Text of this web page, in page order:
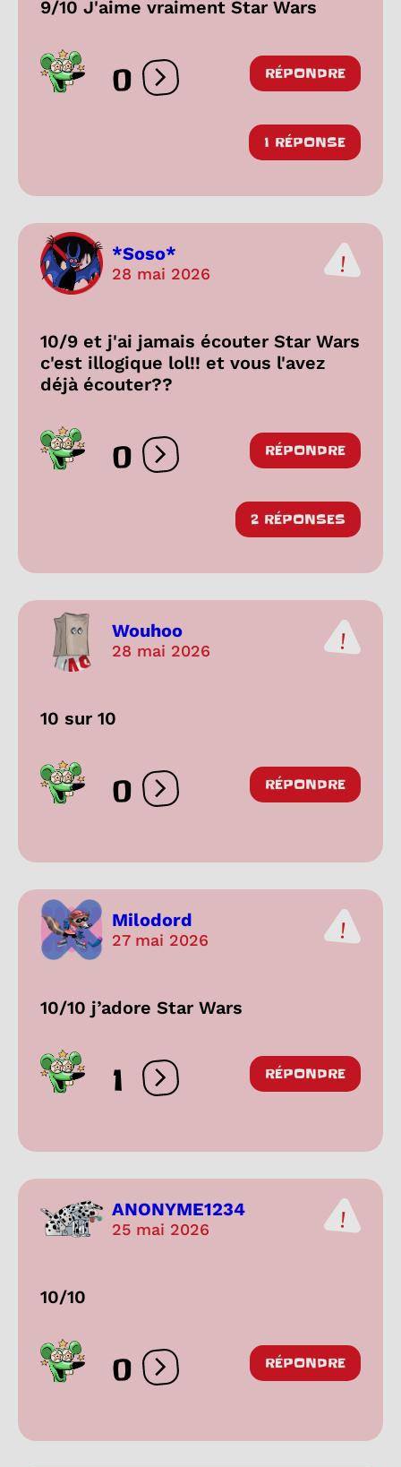
9/10 J'aime vraiment Star Wars
0 Ouvrir les réactions
RÉPONDRE
1 RÉPONSE
*Soso*
28 mai 2026
10/9 et j'ai jamais écouter Star Wars
c'est illogique lol!! et vous l'avez
déjà écouter??
0 Ouvrir les réactions
RÉPONDRE
2 RÉPONSES
Wouhoo
28 mai 2026
10 sur 10
0 Ouvrir les réactions
RÉPONDRE
Milodord
27 mai 2026
10/10 j’adore Star Wars
1 Ouvrir les réactions
RÉPONDRE
ANONYME1234
25 mai 2026
10/10
0 Ouvrir les réactions
RÉPONDRE